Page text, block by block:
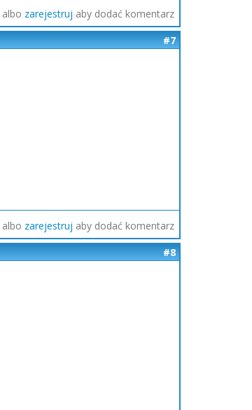
albo zarejestruj aby dodać komentarz
#7
albo zarejestruj aby dodać komentarz
#8